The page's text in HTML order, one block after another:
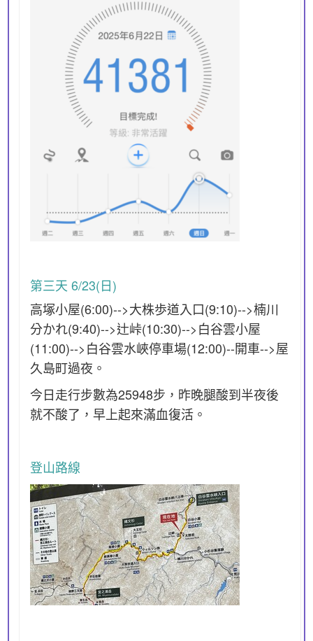
第三天 6/23(日)
高塚小屋(6:00)-->大株歩道入口(9:10)-->楠川
分かれ(9:40)-->辻峠(10:30)-->白谷雲小屋
(11:00)-->白谷雲水峽停車場(12:00)--開車-->屋
久島町過夜。
今日走行步數為25948步，昨晚腿酸到半夜後
就不酸了，早上起來滿血復活。
登山路線